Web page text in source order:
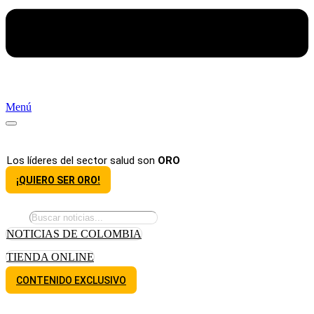
Menú
Los líderes del sector salud son ORO
¡QUIERO SER ORO!
NOTICIAS DE COLOMBIA
TIENDA ONLINE
CONTENIDO EXCLUSIVO